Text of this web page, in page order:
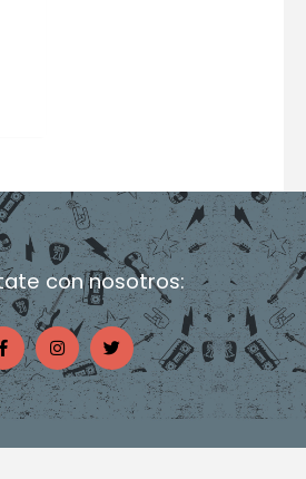
con nosotros:
F
a
c
e
b
o
o
I
n
s
t
a
g
r
T
w
i
t
t
e